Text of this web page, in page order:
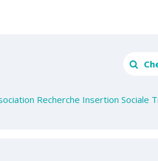
Recherche Insertion Sociale